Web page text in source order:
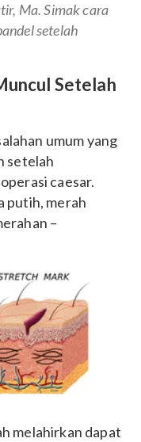
Ma. Simak cara
setelah
Setelah
umum yang
setelah
caesar.
putih, merah
–
melahirkan dapat